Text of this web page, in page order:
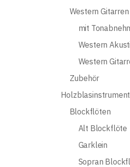
Western Gitarren
mit
Western
Western
Zubehör
Blockflöten
Alt Blockflöte
Garklein
Sopran